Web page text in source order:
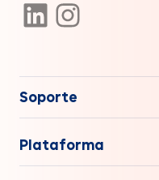
Soporte
Plataforma